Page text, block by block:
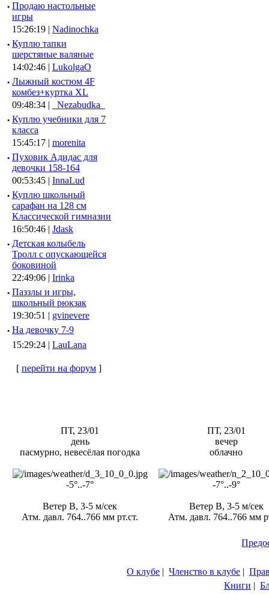
· Продаю настольные
игры
15:26:19 | Nadinochka
· Куплю тапки
шерстяные валяные
14:02:46 | LukolgaO
· Лыжный костюм 4F
комбез+куртка XL
09:48:34 |
_Nezabudka_
· Куплю учебники для 7
класса
15:45:17 | morenita
· Пуховик Адидас для
девочки 158-164
00:53:45 | InnaLud
· Куплю школьный
сарафан на 128 см
Классической гимназии
16:50:46 | Jdask
· Детская колыбель
Тролл с опускающейся
боковиной
22:49:06 | Irinka
· Паззлы и игры,
школьный рюкзак
19:30:51 | gvinevere
· Hа девочку 7-9
15:29:24 | LauLana
[ перейти на форум ]
ПТ, 23/01
день
пасмурно, невесёлая погодка
-5°..-7°
Ветер В, 3-5 м/сек
Атм. давл. 764..766 мм рт.ст.
ПТ, 23/01
вечер
облачно
-7°..-9°
Ветер В, 3-5 м/сек
Атм. давл. 764..766 мм
О клубе | Членство в клубе |
Книги |